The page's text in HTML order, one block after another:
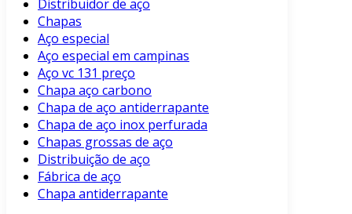
Distribuidor de aço
Chapas
Aço especial
Aço especial em campinas
Aço vc 131 preço
Chapa aço carbono
Chapa de aço antiderrapante
Chapa de aço inox perfurada
Chapas grossas de aço
Distribuição de aço
Fábrica de aço
Chapa antiderrapante